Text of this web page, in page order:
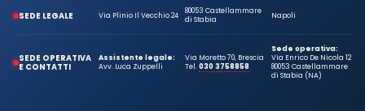
SEDE LEGALE Via Plinio Il Vecchio 24
80053 Castellammare
di Stabia
Napoli
SEDE OPERATIVA
E CONTATTI
Assistente legale:
Avv. Luca Zuppelli
Via Moretto 70, Brescia
Tel.030 3758858
Sede operativa:
Via Enrico De Nicola 12
80053 Castellammare
di Stabia (NA)